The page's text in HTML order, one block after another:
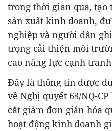
trong thời gian qua, tạo
sản xuất kinh doanh,
nghiệp và người dân
trọng cải thiện môi
cao năng lực cạnh
Đây là thông tin được
về Nghị quyết 68/NQ-
cắt giảm đơn giản hóa
hoạt động kinh doanh